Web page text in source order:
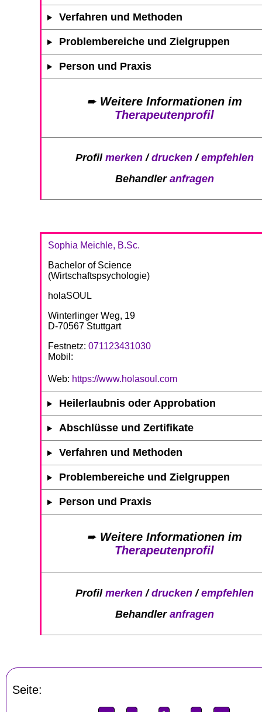
Verfahren und Methoden
Problembereiche und Zielgruppen
Person und Praxis
➨ Weitere Informationen im
Therapeutenprofil
Profil merken/drucken/empfehlen
Behandler anfragen
Sophia Meichle, B.Sc.
Bachelor of Science
(Wirtschaftspsychologie)
holaSOUL
Winterlinger Weg, 19
D-70567 Stuttgart
Festnetz: 071123431030
Mobil:
Web: https://www.holasoul.com
Heilerlaubnis oder Approbation
Abschlüsse und Zertifikate
Verfahren und Methoden
Problembereiche und Zielgruppen
Person und Praxis
➨ Weitere Informationen im
Therapeutenprofil
Profil merken/drucken/empfehlen
Behandler anfragen
Seite: